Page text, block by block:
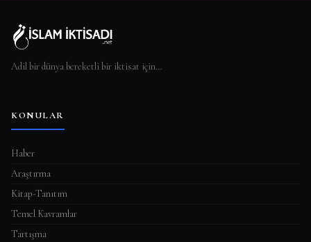
Adil bir dünya bereketli bir iktisat için…
KONULAR
Haber
Araştırma
Kitap-Tanıtım
Temel Kavramlar
Tartışma